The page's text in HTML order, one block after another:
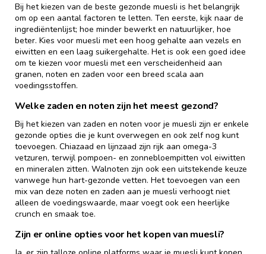
Bij het kiezen van de beste gezonde muesli is het belangrijk
om op een aantal factoren te letten. Ten eerste, kijk naar de
ingrediëntenlijst; hoe minder bewerkt en natuurlijker, hoe
beter. Kies voor muesli met een hoog gehalte aan vezels en
eiwitten en een laag suikergehalte. Het is ook een goed idee
om te kiezen voor muesli met een verscheidenheid aan
granen, noten en zaden voor een breed scala aan
voedingsstoffen.
Welke zaden en noten zijn het meest gezond?
Bij het kiezen van zaden en noten voor je muesli zijn er enkele
gezonde opties die je kunt overwegen en ook zelf nog kunt
toevoegen. Chiazaad en lijnzaad zijn rijk aan omega-3
vetzuren, terwijl pompoen- en zonnebloempitten vol eiwitten
en mineralen zitten. Walnoten zijn ook een uitstekende keuze
vanwege hun hart-gezonde vetten. Het toevoegen van een
mix van deze noten en zaden aan je muesli verhoogt niet
alleen de voedingswaarde, maar voegt ook een heerlijke
crunch en smaak toe.
Zijn er online opties voor het kopen van muesli?